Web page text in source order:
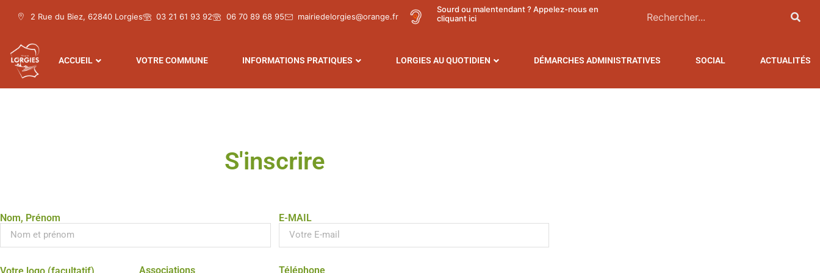
2 Rue du Biez, 62840 Lorgies 03 21 61 93 92 06 70 89 68 95 mairiedelorgies@orange.fr
Sourd ou malentendant ? Appelez-nous en
cliquant ici
ACCUEIL VOTRE COMMUNE INFORMATIONS PRATIQUES LORGIES AU QUOTIDIEN DÉMARCHES ADMINISTRATIVES SOCIAL ACTUALITÉS
S'inscrire
Nom, Prénom E-MAIL
Votre logo (facultatif) Associations Téléphone